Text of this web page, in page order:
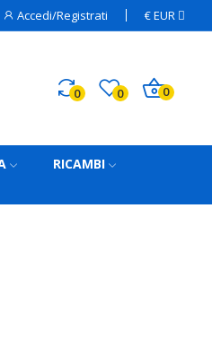
Accedi/Registrati €EUR
0 0 0
RICAMBI